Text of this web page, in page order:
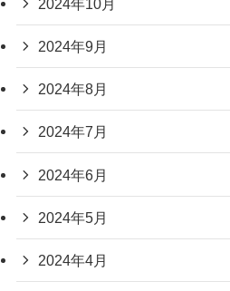
2024年10月
2024年9月
2024年8月
2024年7月
2024年6月
2024年5月
2024年4月